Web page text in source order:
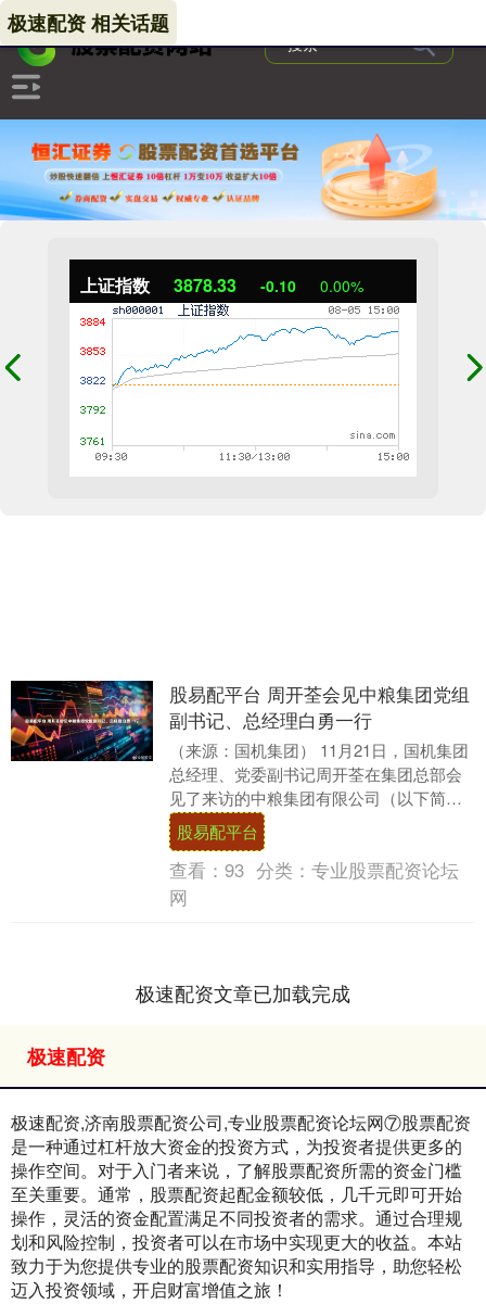
上证指数 3878.33 -0.10 0.00%
极速配资 相关话题
股易配平台 周开荃会见中粮集团党组
副书记、总经理白勇一行
（来源：国机集团） 11月21日，国机集团
总经理、党委副书记周开荃在集团总部会
见了来访的中粮集团有限公司（以下简
称“中粮集团”）党组副书记、总经理白勇一
行。双方....
股易配平台
查看： 93 分类： 专业股票配资论坛
网
极速配资文章已加载完成
极速配资
极速配资,济南股票配资公司,专业股票配资论坛网⑦股票配资
是一种通过杠杆放大资金的投资方式，为投资者提供更多的
操作空间。对于入门者来说，了解股票配资所需的资金门槛
至关重要。通常，股票配资起配金额较低，几千元即可开始
操作，灵活的资金配置满足不同投资者的需求。通过合理规
划和风险控制，投资者可以在市场中实现更大的收益。本站
致力于为您提供专业的股票配资知识和实用指导，助您轻松
迈入投资领域，开启财富增值之旅！